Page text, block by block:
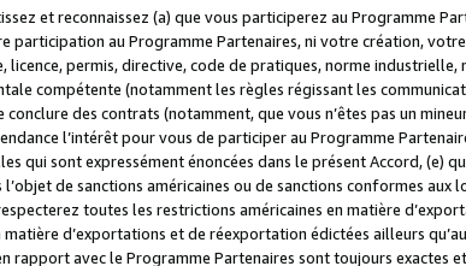
et reconnaissez (a) que vous participerez au Programme
participation au Programme Partenaires, ni votre création,
permis, directive, code de pratiques, norme
compétente (notamment les règles régissant les
des contrats (notamment, que vous n’êtes pas un
l’intérêt pour vous de participer au Programme
qui sont expressément énoncées dans le présent Accord, (e)
de sanctions américaines ou de sanctions conformes
toutes les restrictions américaines en matière
d’exportations et de réexportation édictées ailleurs
rapport avec le Programme Partenaires sont toujours